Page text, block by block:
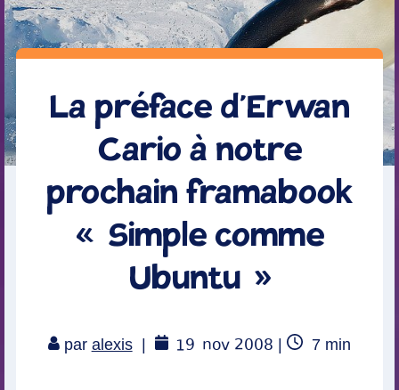
La préface d’Erwan
Cario à notre
prochain framabook
« Simple comme
Ubuntu »
par alexis 19 nov 2008 |
Temps
7 min